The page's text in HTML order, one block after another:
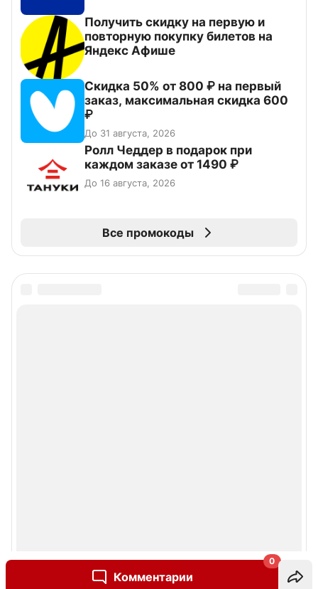
Комментарии
0
Получить скидку на первую и
повторную покупку билетов на
Яндекс Афише
Скидка 50% от 800 ₽ на первый
заказ, максимальная скидка 600
₽
До 31 августа, 2026
Ролл Чеддер в подарок при
каждом заказе от 1490 ₽
До 16 августа, 2026
Все промокоды